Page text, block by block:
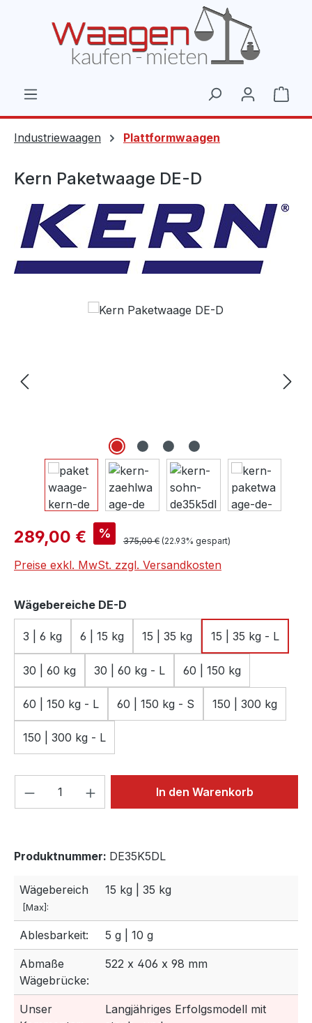
Industriewaagen Plattformwaagen
Kern Paketwaage DE-D
Bildergalerie überspringen
Verkaufspreis:
289,00 € % Regulärer Preis:
375,00 € (22.93% gespart)
Preise exkl. MwSt. zzgl. Versandkosten
Wägebereiche DE-D
3 | 6 kg 6 | 15 kg 15 | 35 kg 15 | 35 kg - L
30 | 60 kg 30 | 60 kg - L 60 | 150 kg
60 | 150 kg - L 60 | 150 kg - S 150 | 300 kg
150 | 300 kg - L
Produkt Anzahl: Gib denIn den Warenkorb
Produktnummer: DE35K5DL
Wägebereich
[Max]:
15 kg | 35 kg
Ablesbarkeit: 5 g | 10 g
Abmaße
Wägebrücke:
522 x 406 x 98 mm
Unser
Langjähriges Erfolgsmodell mit